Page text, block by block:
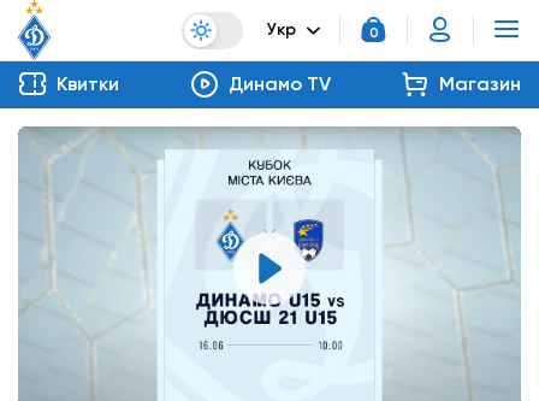
Укр 0
Квитки Динамо TV Магазин